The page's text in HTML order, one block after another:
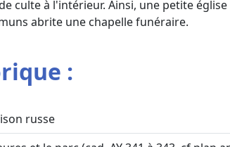
culte à l'intérieur. Ainsi, une petite
abrite une chapelle funéraire.
:
russe